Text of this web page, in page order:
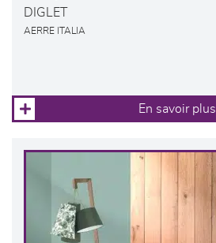
DIGLET
AERRE ITALIA
En savoir plus